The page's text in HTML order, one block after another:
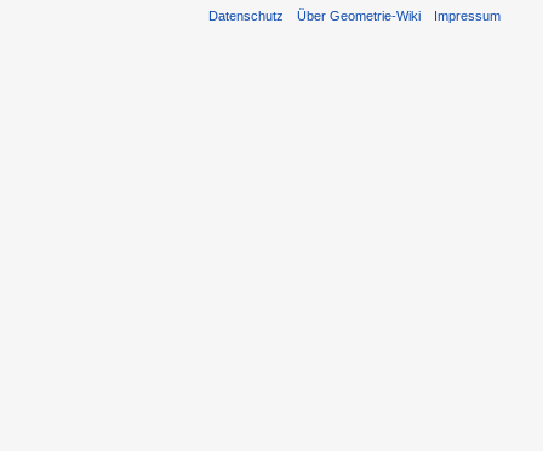
Datenschutz Über Geometrie-Wiki Impressum